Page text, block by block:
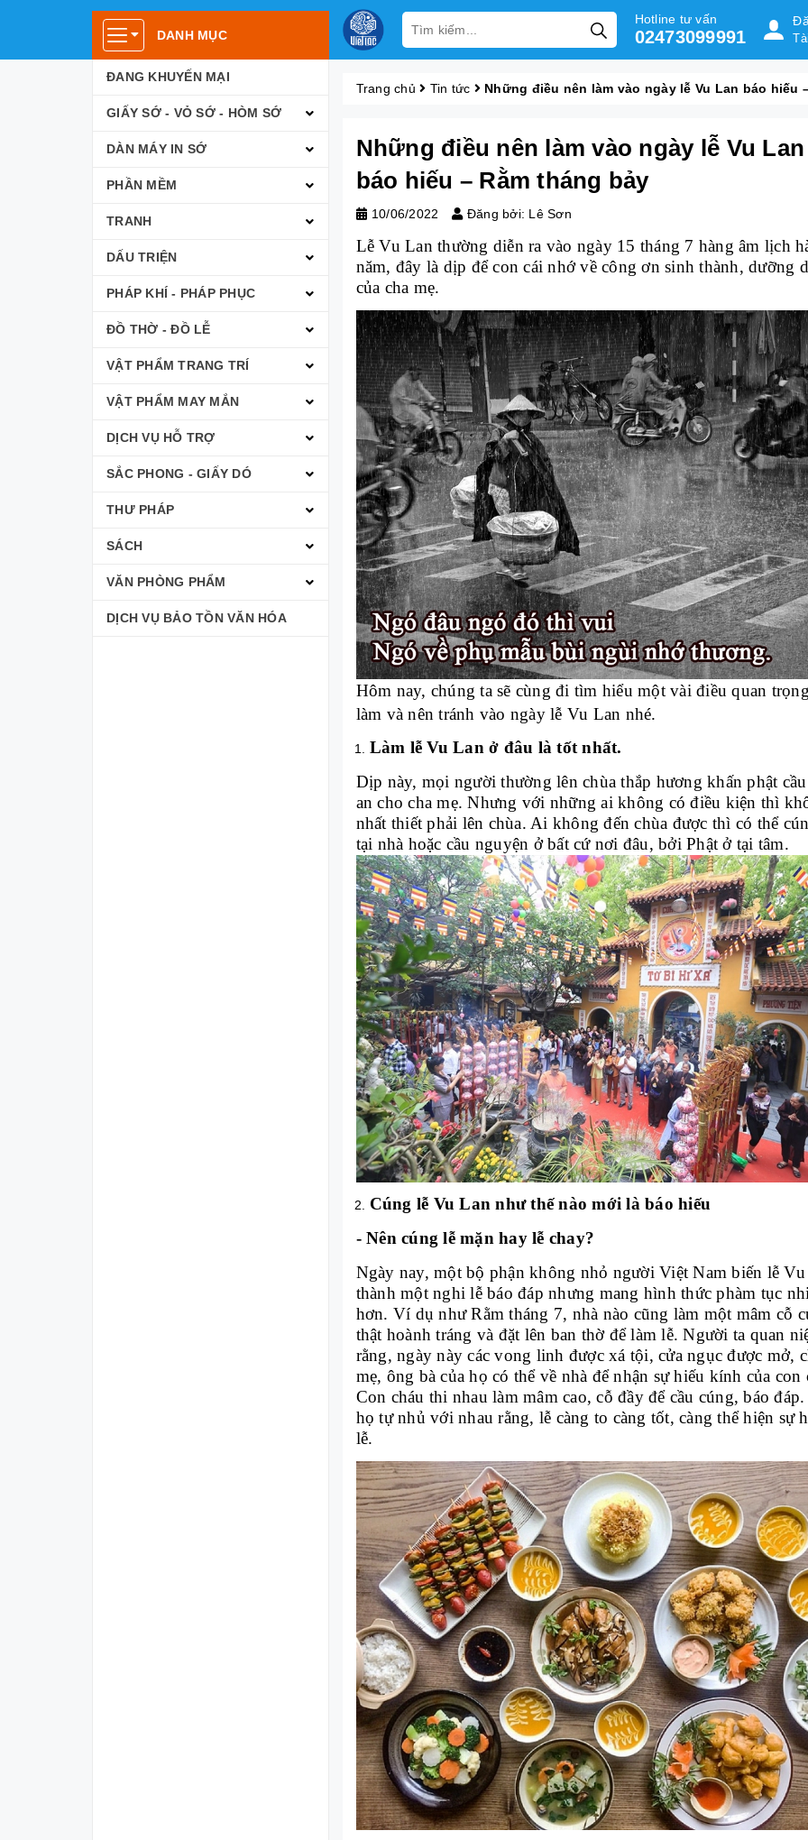
DANH MỤC
ĐANG KHUYẾN MẠI
GIẤY SỚ - VỎ SỚ - HÒM SỚ
DÀN MÁY IN SỚ
PHẦN MỀM
TRANH
DẤU TRIỆN
PHÁP KHÍ - PHÁP PHỤC
ĐỒ THỜ - ĐỒ LỄ
VẬT PHẨM TRANG TRÍ
VẬT PHẨM MAY MẮN
DỊCH VỤ HỖ TRỢ
SẮC PHONG - GIẤY DÓ
THƯ PHÁP
SÁCH
VĂN PHÒNG PHẨM
DỊCH VỤ BẢO TỒN VĂN HÓA
Hotline tư vấn
02473099991
Trang chủ Tin tức Những điều nên làm vào ngày lễ Vu Lan báo hiếu
Những điều nên làm vào ngày lễ Vu Lan
báo hiếu – Rằm tháng bảy
10/06/2022 Đăng bởi: Lê Sơn
Lễ Vu Lan thường diễn ra vào ngày 15 tháng 7 hàng âm lịch
năm, đây là dịp để con cái nhớ về công ơn sinh thành, dưỡng
của cha mẹ.
Hôm nay, chúng ta sẽ cùng đi tìm hiểu một vài điều quan
làm và nên tránh vào ngày lễ Vu Lan nhé.
Làm lễ Vu Lan ở đâu là tốt nhất.
Dịp này, mọi người thường lên chùa thắp hương khấn phật
an cho cha mẹ. Nhưng với những ai không có điều kiện thì
nhất thiết phải lên chùa. Ai không đến chùa được thì có thể
tại nhà hoặc cầu nguyện ở bất cứ nơi đâu, bởi Phật ở tại tâm.
Cúng lễ Vu Lan như thế nào mới là báo hiếu
- Nên cúng lễ mặn hay lễ chay?
Ngày nay, một bộ phận không nhỏ người Việt Nam biến lễ
thành một nghi lễ báo đáp nhưng mang hình thức phàm tục
hơn. Ví dụ như Rằm tháng 7, nhà nào cũng làm một mâm cỗ
thật hoành tráng và đặt lên ban thờ để làm lễ. Người ta quan
rằng, ngày này các vong linh được xá tội, cửa ngục được mở,
mẹ, ông bà của họ có thể về nhà để nhận sự hiếu kính của con
Con cháu thi nhau làm mâm cao, cỗ đầy để cầu cúng, báo
họ tự nhủ với nhau rằng, lễ càng to càng tốt, càng thể hiện sự
lễ.